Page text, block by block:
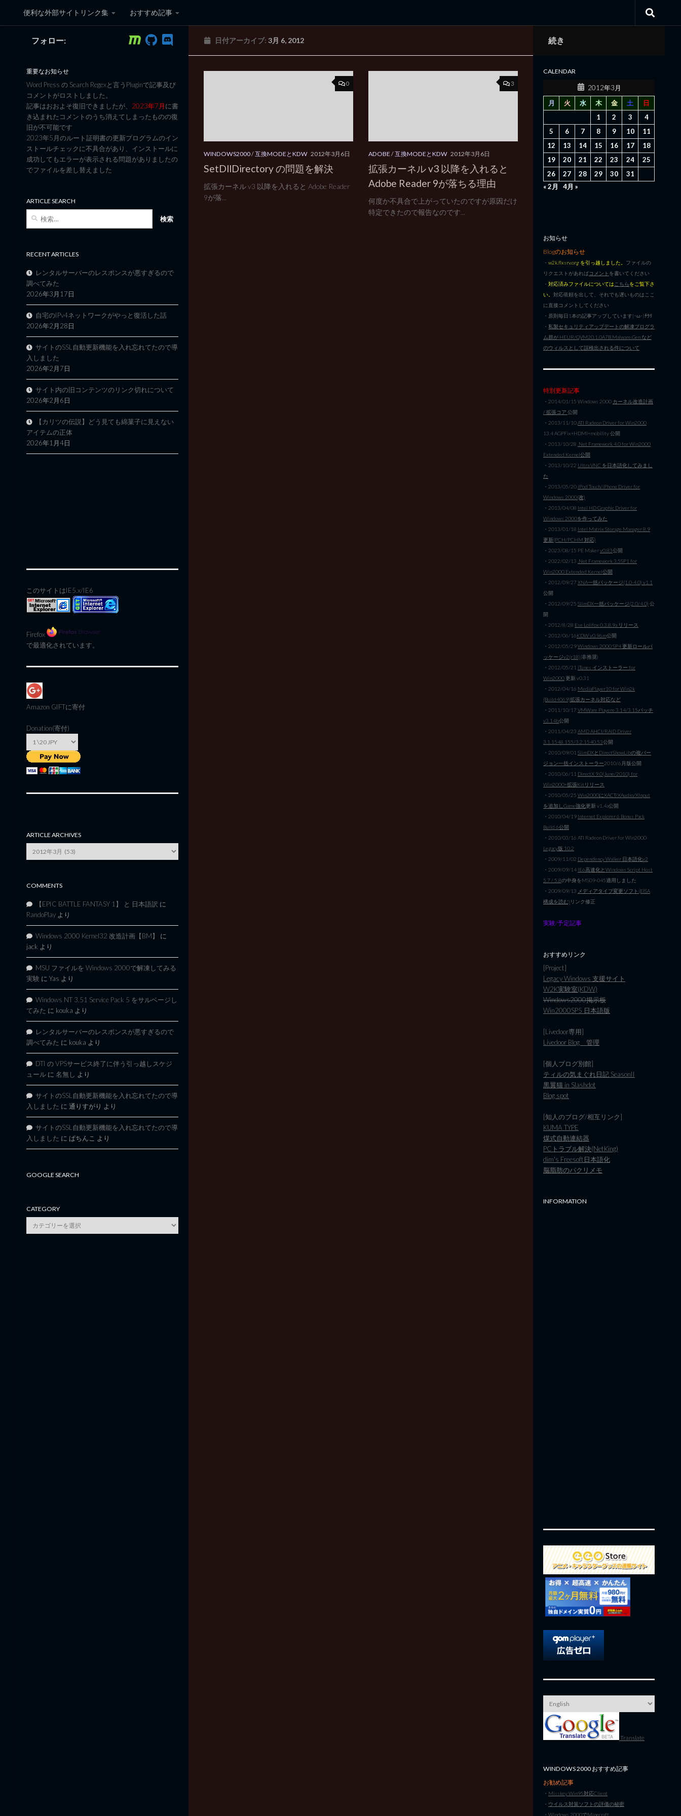
コンテンツへスキップ
便利な外部サイトリンク集 おすすめ記事
黒翼猫のコンピュータ日記 3rd Edition
日付アーカイブ:3月 6, 2012
0
WINDOWS2000/互換MODEとKDW 2012年3月6日
SetDllDirectory の問題を解決
拡張カーネル v3 以降を入れると Adobe Reader
9が落...
3
ADOBE/互換MODEとKDW 2012年3月6日
拡張カーネル v3 以降を入れると
Adobe Reader 9が落ちる理由
何度か不具合で上がっていたのですが原因だけ
特定できたので報告なのです...
フォロー:
重要なお知らせ
Word Press の Search Regexと言うPluginで記事及び
コメントがロストしました。
記事はおおよそ復旧できましたが、 2023年7月に書
き込まれたコメントのうち消えてしまったものの復
旧が不可能です
2023年5月のルート証明書の更新プログラムのイン
ストールチェックに不具合があり、インストールに
成功してもエラーが表示される問題がありましたの
でファイルを差し替えました
ARTICLE SEARCH
RECENT ARTICLES
レンタルサーバーのレスポンスが悪すぎるので
調べてみた
2026年3月17日
自宅のIPv4ネットワークがやっと復活した話
2026年2月28日
サイトのSSL自動更新機能を入れ忘れてたので導
入しました
2026年2月7日
サイト内の旧コンテンツのリンク切れについて
2026年2月6日
【カリツの伝説】どう見ても綿菓子に見えない
アイテムの正体
2026年1月4日
このサイトはIE5.x/IE6
Firefox
で最適化されています。
Amazon GIFTに寄付
Donation(寄付)
ARTICLE ARCHIVES
Archives
COMMENTS
【EPIC BATTLE FANTASY 1】 と 日本語訳 に
RandoPlay より
Windows 2000 Kernel32 改造計画【BM】
に
jack より
MSU ファイルを Windows 2000で解凍してみる
実験 に Yas より
Windows NT 3.51 Service Pack 5 をサルベージし
てみた に kouka より
レンタルサーバーのレスポンスが悪すぎるので
調べてみた に kouka より
DTI の VPSサービス終了に伴う引っ越しスケジ
ュール に 名無し より
サイトのSSL自動更新機能を入れ忘れてたので導
入しました に 通りすがり より
サイトのSSL自動更新機能を入れ忘れてたので導
入しました に ぱちんこ より
GOOGLE SEARCH
CATEGORY
category
続き
CALENDAR
2012年3月
月
火 水 木 金 土
日
1
2 3
4
5
6 7 8 9 10
11
12
13 14 15 16 17
18
19
20 21 22 23 24
25
26
27 28 29 30
31
« 2月
4月 »
お知らせ
Blogのお知らせ
・ w2k.flxsrv.org を引っ越しました。 ファイルの
リクエストがあればコメント を書いてください
・ 対応済みファイルについては こちらをご覧下さ
い。 対応依頼を出して、それでも遅いものはここ
に直接コメントしてください
・原則毎日1本の記事アップしています|･ω･)ﾁﾗﾘ
・ 私製セキュリティアップデートの解凍プログラ
ム群が HEUR/QVM20.1.0A7B.Malware.Gen など
のウィルスとして誤検出される件について
特別更新記事
・2014/01/15 Windows 2000 カーネル改造計画
/ 拡張コア 公開
・2013/11/10ATI Radeon Driver for Win2000
13.4 AGPFix+HDMI+mobility 公開
・2013/10/28 .Net Framework 4.0 for Win2000
Extended Kernel公開
・2013/10/22 Ultra VNC を日本語化してみまし
た
・2013/05/20 iPod Touch/iPhone Driver for
Windows 2000(改)
・2013/04/08 Intel HD Graphic Driver for
Windows 2000を作ってみた
・2013/01/18 Intel Matrix Storage Manager 8.9
更新(PCH/PCHM 対応)
・2023/08/15 PE Makerv0.83公開
・2022/02/13 .Net Framework 3.5SP1 for
Win2000 Extended Kernel公開
・2012/09/27XNA一括パッケージ(1.0-4.0) v1.1
公開
・2012/09/25 SlimDX一括パッケージ(2.0/4.0) 公
開
・2012/8/28 Ese Lolifox 0.3.8.9a リリース
・2012/06/16KDW v0.96m公開
・2012/05/29Windows 2000 SP4 更新ロールパ
ッケージv2(r18)(非推奨)
・2012/05/21 iTunes インストーラー for
Win2000更新 v0.31
・2012/04/16 MediaPlayer10 for Win2k
(Build4069)拡張カーネル対応など
・2011/10/17VMWare Playere 3.14/3.15パッチ
v3.14b公開
・2011/04/23 AMD AHCI/RAID Driver
3.1.1548.155/3.2.1540.53公開
・2010/09/01 SlimDXとDirectShowLibの複バー
ジョン一括インストーラー2010/6月版公開
・2010/06/11 DirectX 9.0(June/2010) for
Win2000+拡張Kitリリース
・2010/05/25 Win2000にXACT/XAudio/XInput
を追加しGame強化更新 v1.4a公開
・2010/04/19 Internet Explorer 6 Bonus Pack
Build 6公開
・2010/03/16 ATI Radeon Driver for Win2000
Legacy版 10.2
・2009/11/02 Dependency Walker 日本語化v2
・2009/09/14 IE6高速化とWindows Script Host
5.7 / 5.8の中身をMS09-045適用しました
・2009/09/13 メディアタイプ変更ソフト(EISA
構成を読む) リンク修正
実験/予定記事
おすすめリンク
[Project]
Legacy Windows 支援サイト
W2K実験室(KDW)
Windows2000掲示板
Win2000SP5 日本語版
[Livedoor専用]
Livedoor Blog 管理
[個人ブログ別館]
ティルの気まぐれ日記 SeasonII
黒翼猫 in Slashdot
Blog spot
[知人のブログ/相互リンク]
KUMA TYPE
煤式自動連結器
PCトラブル解決(NetKing)
dim's Freesoft日本語化
脳脂肪のパクリメモ
INFORMATION
Translate
WINDOWS 2000 おすすめ記事
お勧め記事
・ Misskey Win95対応Client
・ ウイルス対策ソフトの評価の秘密
・ Windows 2000でMinecraft